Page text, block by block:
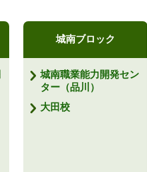
城南ブロック
城南職業能力開発セン
ター（品川）
大田校